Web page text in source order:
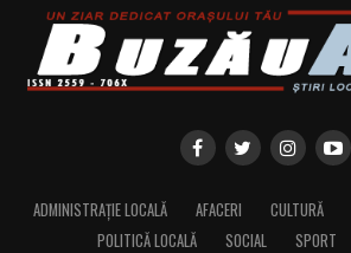
ADMINISTRAȚIE LOCALĂ AFACERI CULTURĂ
POLITICĂ LOCALĂ
SOCIAL SPORT